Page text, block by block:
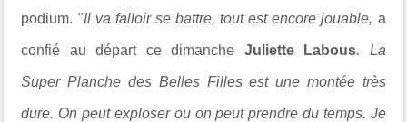
podium. "Il va falloir se battre, tout est encore jouable, a
confié au départ ce dimanche Juliette Labous. La
Super Planche des Belles Filles est une montée très
dure. On peut exploser ou on peut prendre du temps. Je